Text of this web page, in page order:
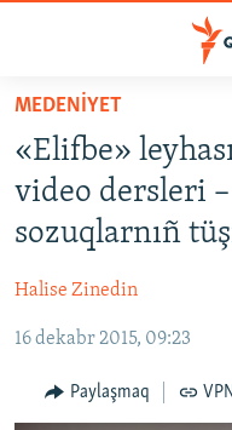
Esas
qaytmaq
Baş
navigatsiyağa
qaytmaq
Qıdıruvğa
HABERLER
SİYASET
İQTİSADİYAT
MEDENİYET
İNSAN AQLARI
VİDEO
MEDENİYET
«Elifbe»
video dersleri
sozuqlarnıñ
Halise Zinedin
16 dekabr 2015, 09:23
Paylaşmaq